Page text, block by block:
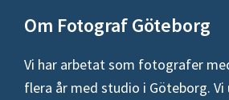
Om Fotograf Göteborg
Vi har arbetat som fotografer
flera år med studio i Göteborg.